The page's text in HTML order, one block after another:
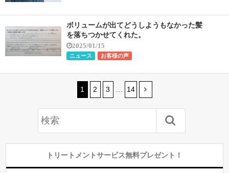
ボリュームが出てどうしようもなかった髪
を落ちつかせてくれた。
2025/01/15
ニュース お客様の声
1 2 3 … 14
トリートメントサービス無料プレゼント！